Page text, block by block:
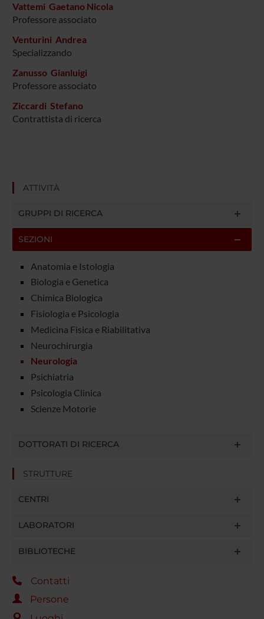
Vattemi Gaetano Nicola
Professore associato
Venturini Andrea
Specializzando
Zanusso Gianluigi
Professore associato
Ziccardi Stefano
Contrattista di ricerca
ATTIVITÀ
GRUPPI DI RICERCA
SEZIONI
Anatomia e Istologia
Biologia e Genetica
Chimica Biologica
Fisiologia e Psicologia
Medicina Fisica e Riabilitativa
Neurochirurgia
Neurologia
Psichiatria
Psicologia Clinica
Scienze Motorie
DOTTORATI DI RICERCA
STRUTTURE
CENTRI
LABORATORI
BIBLIOTECHE
Contatti
Persone